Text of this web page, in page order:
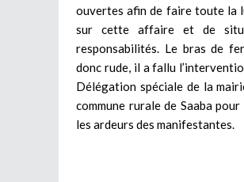
ouvertes afin de faire toute la
sur cette affaire et de
responsabilités. Le bras de
donc rude, il a fallu
Délégation spéciale de la
commune rurale de Saaba pour
les ardeurs des manifestantes.